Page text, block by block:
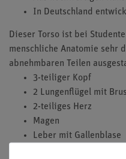
In Deutschland
Dieser Torso ist bei
menschliche Anatomie sehr
abnehmbaren Teilen
3-teiliger Kopf
2 Lungenflügel mit
2-teiliges Herz
Magen
Leber mit Gallenblase